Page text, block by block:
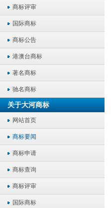
商标评审
国际商标
商标公告
港澳台商标
著名商标
驰名商标
关于大河商标
网站首页
商标要闻
商标申请
商标查询
商标评审
国际商标